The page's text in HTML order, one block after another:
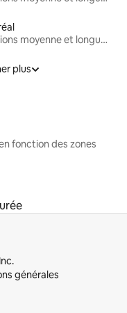
Locations moyenne et longue durée
plus
fonction des zones
générales